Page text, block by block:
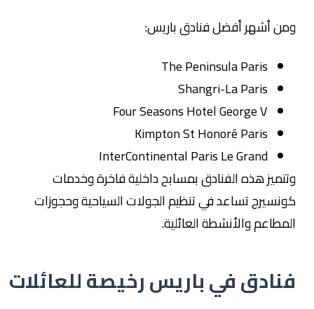
ومن أشهر أفضل فنادق باريس:
The Peninsula Paris
Shangri-La Paris
Four Seasons Hotel George V
Kimpton St Honoré Paris
InterContinental Paris Le Grand
وتتميز هذه الفنادق بمسابح داخلية فاخرة وخدمات
كونسيرج تساعد في تنظيم الجولات السياحية وحجوزات
المطاعم والأنشطة العائلية.
فنادق في باريس رخيصة للعائلات